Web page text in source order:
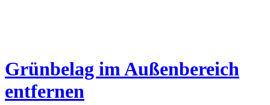
Grünbelag im Außenbereich
entfernen